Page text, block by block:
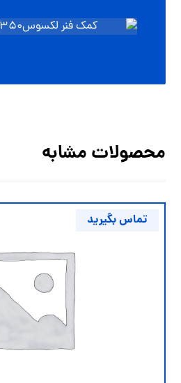
محصولات مشابه
تماس بگیرید